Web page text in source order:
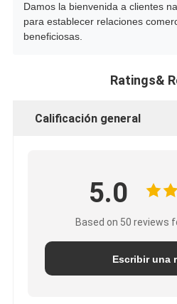
Damos la bienvenida a clientes
para establecer relaciones
beneficiosas.
Ratings&
Calificación general
5.0
Based on 50 reviews
Escribir una